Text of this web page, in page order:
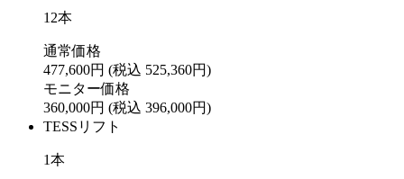
12本
通常価格
477,600円 (税込 525,360円)
モニター価格
360,000円 (税込 396,000円)
TESSリフト
1本